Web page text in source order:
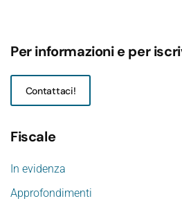
Per informazioni e per
Contattaci!
Fiscale
In evidenza
Approfondimenti